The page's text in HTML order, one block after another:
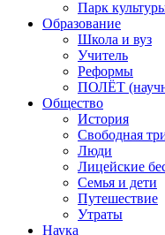
Парк
Образование
Школа и вуз
Учитель
Реформы
ПОЛЁТ
Общество
История
Свободная
Люди
Лицейские
Семья и дети
Путешествие
Утраты
Наука